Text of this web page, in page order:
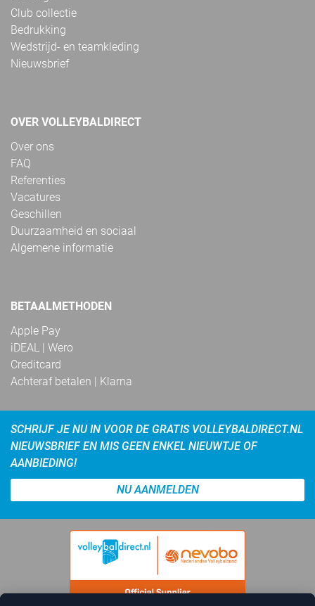
Club collectie
Bedrukking
Wedstrijd- en teamkleding
Nieuwsbrief
OVER VOLLEYBALDIRECT
Over ons
FAQ
Referenties
Vacatures
Geschillen
Duurzaamheid en sociaal
Algemene informatie
BETAALMETHODEN
Apple Pay
iDEAL | Wero
Creditcard
Achteraf betalen | Klarna
SCHRIJF JE NU IN VOOR DE GRATIS VOLLEYBALDIRECT.NL
NIEUWSBRIEF EN MIS GEEN ENKEL NIEUWTJE OF
AANBIEDING!
NU AANMELDEN